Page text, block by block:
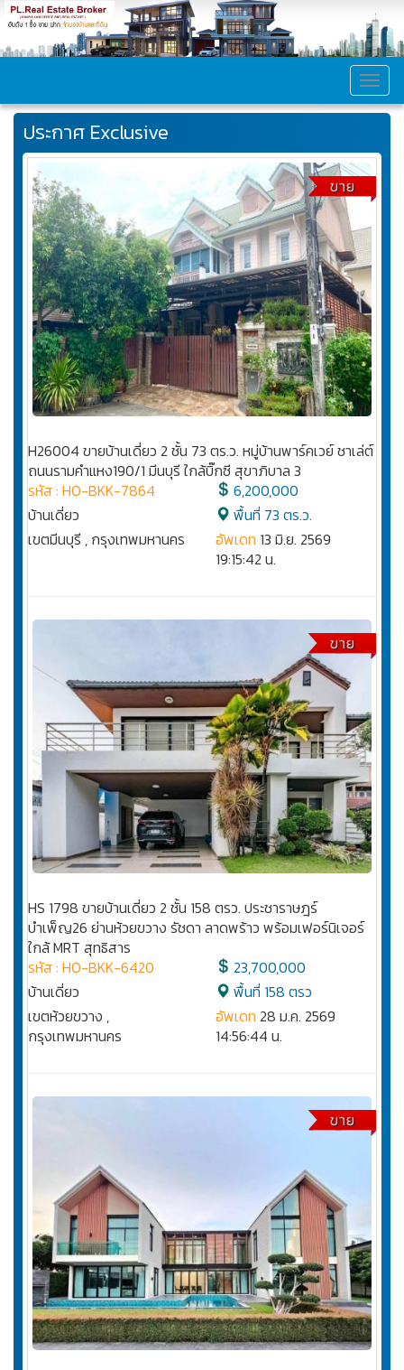
MENU
ประกาศ Exclusive
ขาย
H26004 ขายบ้านเดี่ยว 2 ชั้น 73 ตร.ว. หมู่บ้านพาร์คเวย์ ชาเล่ต์
ถนนรามคำแหง190/1 มีนบุรี ใกล้บิ๊กซี สุขาภิบาล 3
รหัส : HO-BKK-7864
บ้านเดี่ยว
เขตมีนบุรี , กรุงเทพมหานคร
6,200,000
พื้นที่ 73 ตร.ว.
อัพเดท 13 มิ.ย. 2569
19:15:42 น.
ขาย
HS 1798 ขายบ้านเดี่ยว 2 ชั้น 158 ตรว. ประชาราษฎร์
บำเพ็ญ26 ย่านห้วยขวาง รัชดา ลาดพร้าว พร้อมเฟอร์นิเจอร์
ใกล้ MRT สุทธิสาร
รหัส : HO-BKK-6420
บ้านเดี่ยว
เขตห้วยขวาง ,
กรุงเทพมหานคร
23,700,000
พื้นที่ 158 ตรว
อัพเดท 28 ม.ค. 2569
14:56:44 น.
ขาย